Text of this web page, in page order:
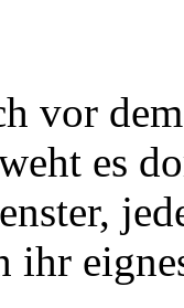
vor
es
ihr